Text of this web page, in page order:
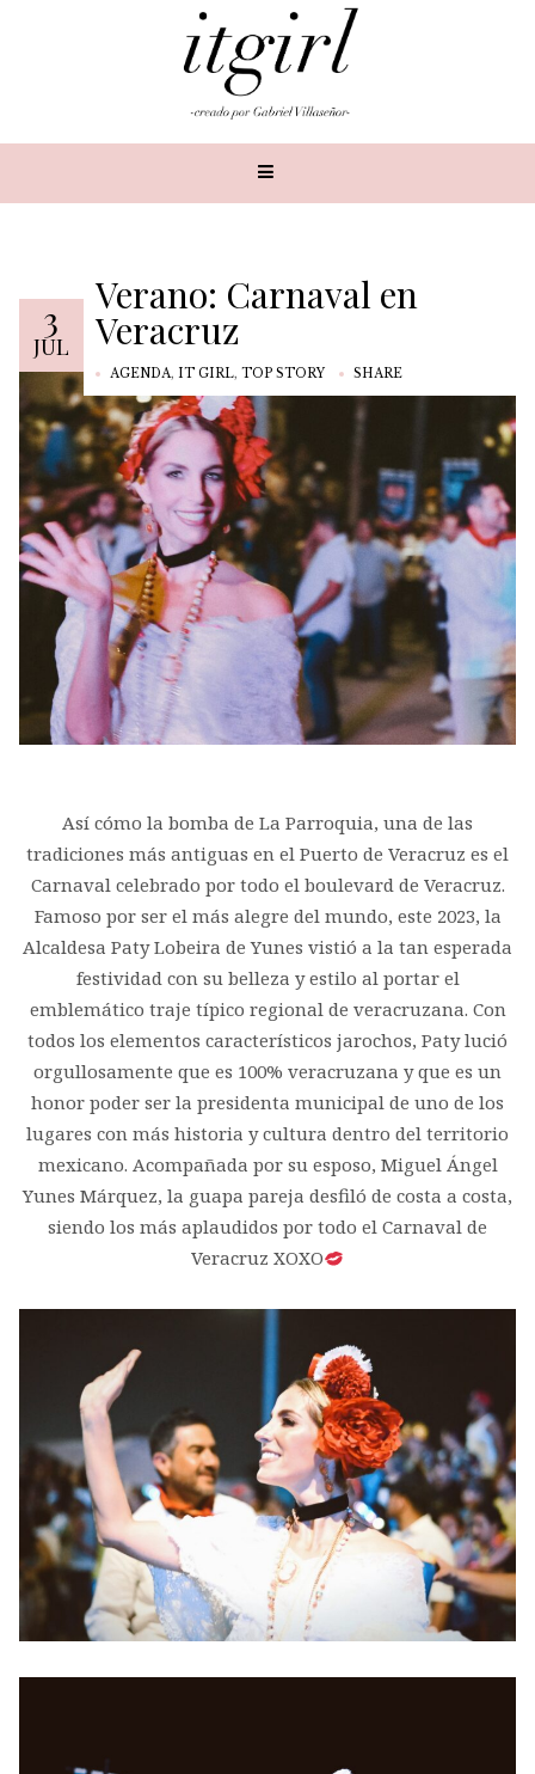
3
JUL
Verano: Carnaval en
Veracruz
AGENDA, IT GIRL, TOP STORY SHARE
Así cómo la bomba de La Parroquia, una de las
tradiciones más antiguas en el Puerto de Veracruz es el
Carnaval celebrado por todo el boulevard de Veracruz.
Famoso por ser el más alegre del mundo, este 2023, la
Alcaldesa Paty Lobeira de Yunes vistió a la tan esperada
festividad con su belleza y estilo al portar el
emblemático traje típico regional de veracruzana. Con
todos los elementos característicos jarochos, Paty lució
orgullosamente que es 100% veracruzana y que es un
honor poder ser la presidenta municipal de uno de los
lugares con más historia y cultura dentro del territorio
mexicano. Acompañada por su esposo, Miguel Ángel
Yunes Márquez, la guapa pareja desfiló de costa a costa,
siendo los más aplaudidos por todo el Carnaval de
Veracruz XOXO